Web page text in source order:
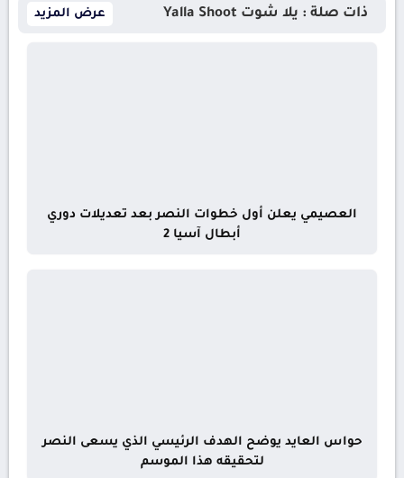
ذات صلة : يلا شوت Yalla Shoot عرض المزيد
العصيمي يعلن أول خطوات النصر بعد تعديلات دوري
أبطال آسيا 2
حواس العايد يوضح الهدف الرئيسي الذي يسعى النصر
لتحقيقه هذا الموسم